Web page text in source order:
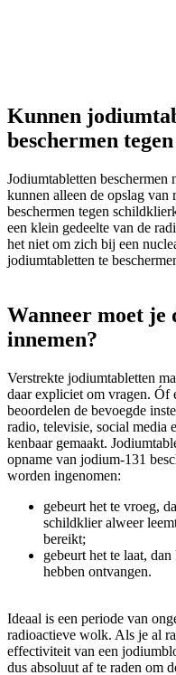
Kunnen
beschermen
Jodiumtabletten beschermen
kunnen alleen de opslag
beschermen tegen
een klein gedeelte van de
het niet om zich bij een
jodiumtabletten te
Wanneer moet je
innemen?
Verstrekte jodiumtabletten
daar expliciet om vragen. Óf
beoordelen de bevoegde
radio, televisie, social media
kenbaar gemaakt.
opname van jodium-131
worden ingenomen:
gebeurt het te vroeg,
schildklier alweer
bereikt;
gebeurt het te laat,
hebben ontvangen.
Ideaal is een periode van
radioactieve wolk. Als je al
effectiviteit van een
dus absoluut af te raden om